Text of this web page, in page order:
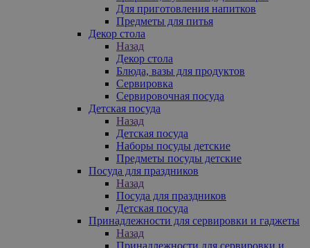
Для приготовления напитков
Предметы для питья
Декор стола
Назад
Декор стола
Блюда, вазы для продуктов
Сервировка
Сервировочная посуда
Детская посуда
Назад
Детская посуда
Наборы посуды детские
Предметы посуды детские
Посуда для праздников
Назад
Посуда для праздников
Детская посуда
Принадлежности для сервировки и гаджеты
Назад
Принадлежности для сервировки и